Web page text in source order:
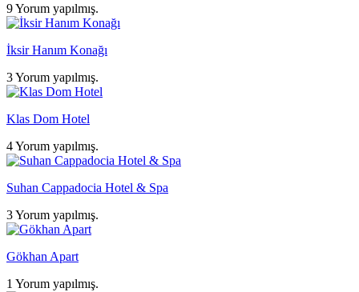
9 Yorum yapılmış.
İksir Hanım Konağı
3 Yorum yapılmış.
Klas Dom Hotel
4 Yorum yapılmış.
Suhan Cappadocia Hotel & Spa
3 Yorum yapılmış.
Gökhan Apart
1 Yorum yapılmış.